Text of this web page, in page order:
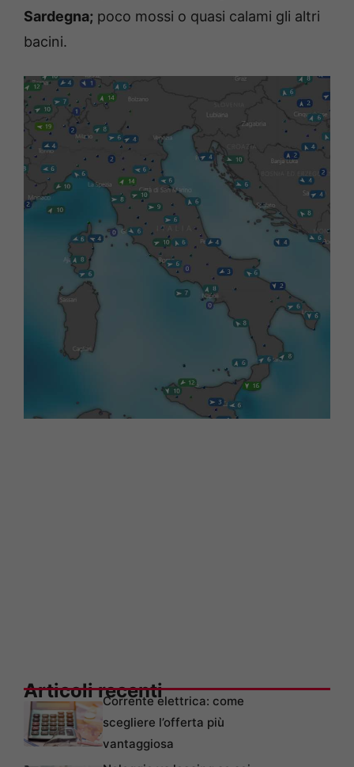
Sardegna; poco mossi o quasi calami gli altri
bacini.
Articoli recentiCorrente elettrica: come
scegliere l’offerta più
vantaggiosa